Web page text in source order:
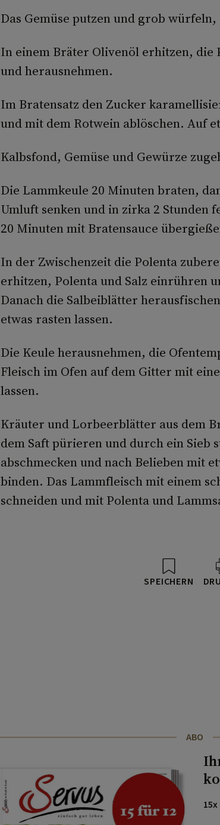
Das Gemüse putzen und grob
In einem Bräter Olivenöl erhitzen,
und herausnehmen.
Im Bratensatz den Zucker
und mit dem Rotwein ablöschen. Auf
Kalbsfond, Gemüse und Gewürze
Die Lammkeule 20 Minuten braten,
Umluft senken und in zirka 2 Stunden
20 Minuten mit Bratensauce
In der Zwischenzeit die Polenta
erhitzen, Polenta und Salz einrühren
Danach die Salbeiblätter
etwas rasten lassen.
Die Keule herausnehmen, die
Fleisch im Ofen auf dem Gitter mit
lassen.
Kräuter und Lorbeerblätter aus dem
dem Saft pürieren und durch ein Sieb
abschmecken und nach Belieben mit
binden. Das Lammfleisch mit einem
schneiden und mit Polenta und
SPEICHERN
ABO